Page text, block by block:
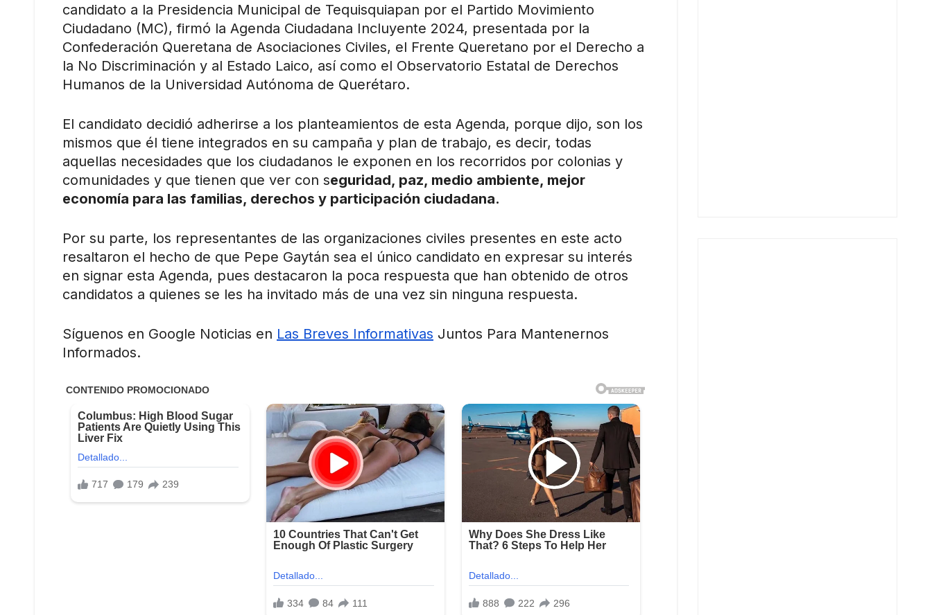
candidato a la Presidencia Municipal de Tequisquiapan por el Partido Movimiento
Ciudadano (MC), firmó la Agenda Ciudadana Incluyente 2024, presentada por la
Confederación Queretana de Asociaciones Civiles, el Frente Queretano por el Derecho a
la No Discriminación y al Estado Laico, así como el Observatorio Estatal de Derechos
Humanos de la Universidad Autónoma de Querétaro.
El candidato decidió adherirse a los planteamientos de esta Agenda, porque dijo, son los
mismos que él tiene integrados en su campaña y plan de trabajo, es decir, todas
aquellas necesidades que los ciudadanos le exponen en los recorridos por colonias y
comunidades y que tienen que ver con seguridad, paz, medio ambiente, mejor
economía para las familias, derechos y participación ciudadana.
Por su parte, los representantes de las organizaciones civiles presentes en este acto
resaltaron el hecho de que Pepe Gaytán sea el único candidato en expresar su interés
en signar esta Agenda, pues destacaron la poca respuesta que han obtenido de otros
candidatos a quienes se les ha invitado más de una vez sin ninguna respuesta.
Síguenos en Google Noticias en Las Breves Informativas Juntos Para Mantenernos
Informados.